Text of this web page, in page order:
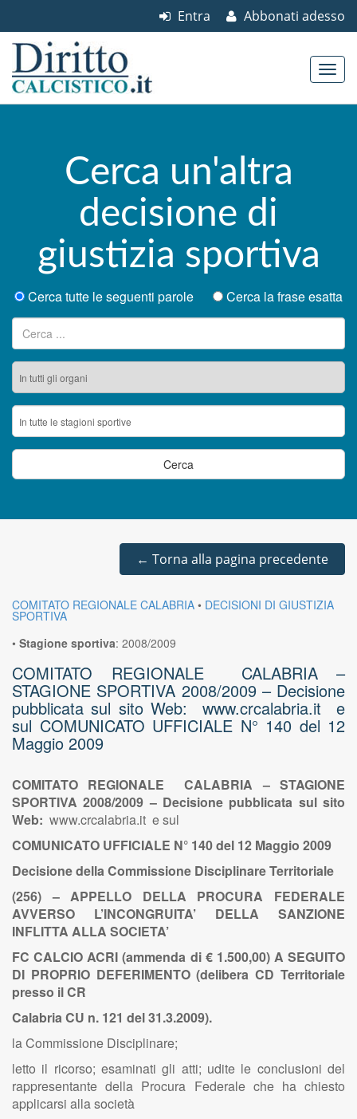
Abbonati adesso
Entra
Cerca un'altra
decisione di
giustizia sportiva
Cerca tutte le seguenti parole
Cerca la frase esatta
Ricerca per:
← Torna alla pagina precedente
COMITATO REGIONALE CALABRIA • DECISIONI DI GIUSTIZIA
SPORTIVA
• Stagione sportiva: 2008/2009
COMITATO REGIONALE CALABRIA –
STAGIONE SPORTIVA 2008/2009 – Decisione
pubblicata sul sito Web: www.crcalabria.it e
sul COMUNICATO UFFICIALE N° 140 del 12
Maggio 2009
COMITATO REGIONALE CALABRIA – STAGIONE
SPORTIVA 2008/2009 – Decisione pubblicata sul sito
Web: www.crcalabria.it e sul
COMUNICATO UFFICIALE N° 140del 12 Maggio 2009
Decisione della Commissione Disciplinare Territoriale
(256) – APPELLO DELLA PROCURA FEDERALE
AVVERSO L’INCONGRUITA’ DELLA SANZIONE
INFLITTA ALLA SOCIETA’
FC CALCIO ACRI (ammenda di € 1.500,00) A SEGUITO
DI PROPRIO DEFERIMENTO (delibera CD Territoriale
presso il CR
Calabria CU n. 121 del 31.3.2009).
la Commissione Disciplinare;
letto il ricorso; esaminati gli atti; udite le conclusioni del
rappresentante della Procura Federale che ha chiesto
applicarsi alla società